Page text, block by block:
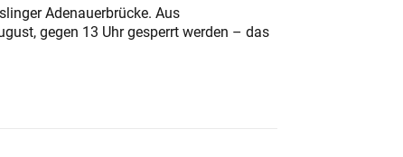
Adenauerbrücke. Aus
gegen 13 Uhr gesperrt werden – das